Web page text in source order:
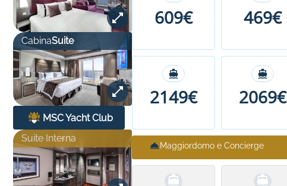
CabinaSuite
MSC Yacht Club
Suite Interna
609€ 469€
2149€ 2069€
Maggiordomo e Concierge